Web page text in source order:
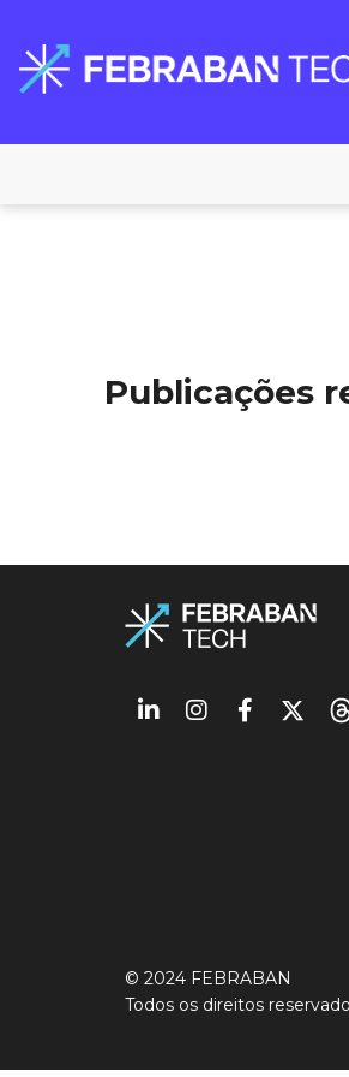
Publicações
© 2024 FEBRABAN
Todos os direitos